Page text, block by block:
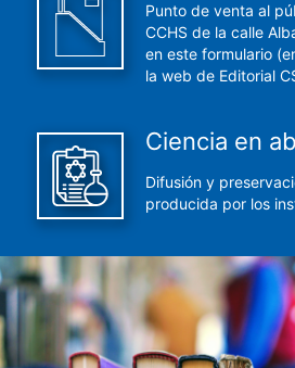
Punto de venta al
CCHS de la calle
en este formulario
la web de Editorial
Ciencia en
Difusión y
producida por los